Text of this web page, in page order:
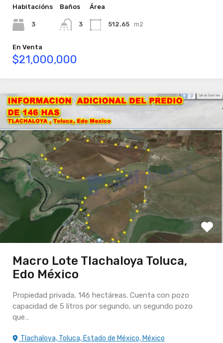
Habitacións
3
Baños
3
Área
512.65 m2
En Venta
$21,000,000
Macro Lote Tlachaloya Toluca,
Edo México
Propiedad privada, 146 hectáreas. Cuenta con pozo
capacidad de 5 litros por segundo, un segundo pozo
que…
Tlachaloya, Toluca, Estado de México, México